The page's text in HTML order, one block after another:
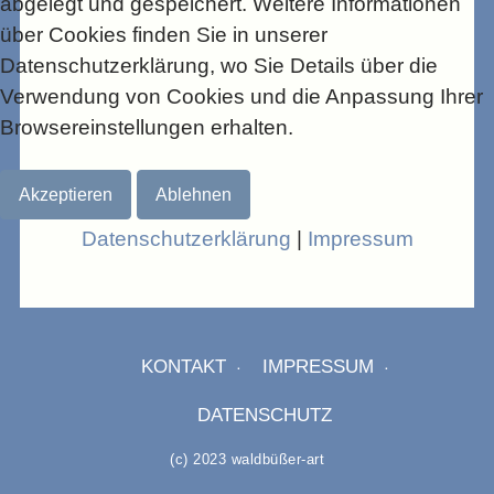
KONTAKT IMPRESSUM
DATENSCHUTZ
(c) 2023 waldbüßer-art
über Cookies finden Sie in unserer
Datenschutzerklärung, wo Sie Details über die
Verwendung von Cookies und die Anpassung Ihrer
Browsereinstellungen erhalten.
Akzeptieren Ablehnen
Datenschutzerklärung Impressum
STILL LIVES
ABSTRACTS
STRIPED